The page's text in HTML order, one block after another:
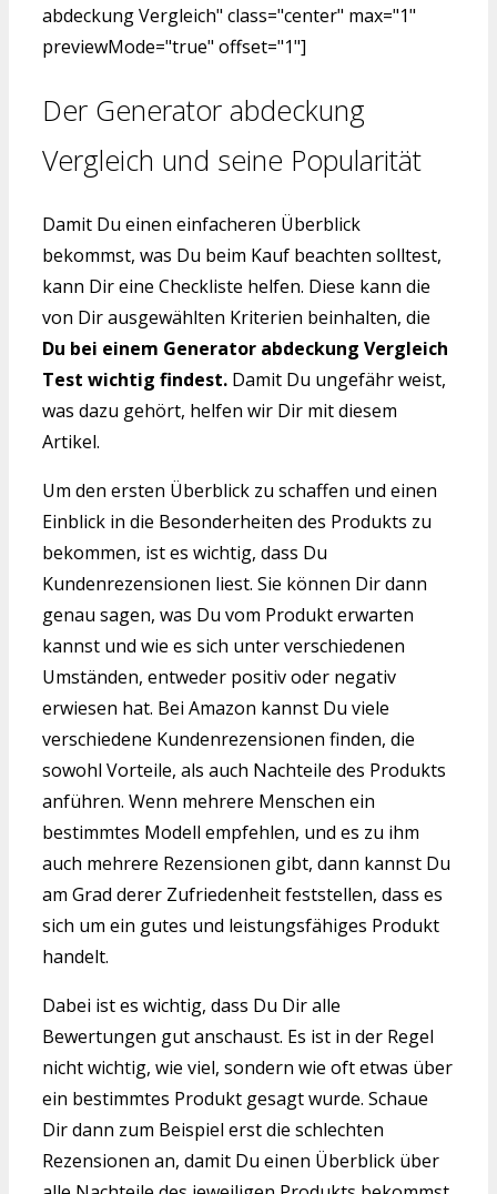
abdeckung Vergleich" class="center" max="1"
previewMode="true" offset="1"]
Der Generator abdeckung
Vergleich und seine Popularität
Damit Du einen einfacheren Überblick
bekommst, was Du beim Kauf beachten solltest,
kann Dir eine Checkliste helfen. Diese kann die
von Dir ausgewählten Kriterien beinhalten, die
Du bei einem Generator abdeckung Vergleich
Test wichtig findest. Damit Du ungefähr weist,
was dazu gehört, helfen wir Dir mit diesem
Artikel.
Um den ersten Überblick zu schaffen und einen
Einblick in die Besonderheiten des Produkts zu
bekommen, ist es wichtig, dass Du
Kundenrezensionen liest. Sie können Dir dann
genau sagen, was Du vom Produkt erwarten
kannst und wie es sich unter verschiedenen
Umständen, entweder positiv oder negativ
erwiesen hat. Bei Amazon kannst Du viele
verschiedene Kundenrezensionen finden, die
sowohl Vorteile, als auch Nachteile des Produkts
anführen. Wenn mehrere Menschen ein
bestimmtes Modell empfehlen, und es zu ihm
auch mehrere Rezensionen gibt, dann kannst Du
am Grad derer Zufriedenheit feststellen, dass es
sich um ein gutes und leistungsfähiges Produkt
handelt.
Dabei ist es wichtig, dass Du Dir alle
Bewertungen gut anschaust. Es ist in der Regel
nicht wichtig, wie viel, sondern wie oft etwas über
ein bestimmtes Produkt gesagt wurde. Schaue
Dir dann zum Beispiel erst die schlechten
Rezensionen an, damit Du einen Überblick über